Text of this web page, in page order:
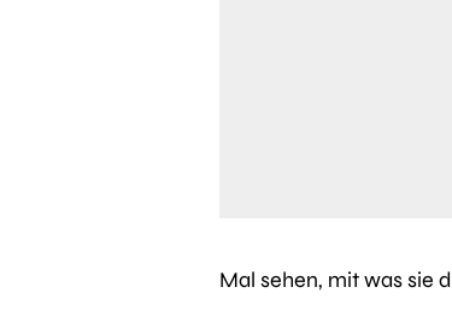
Mal sehen, mit was sie